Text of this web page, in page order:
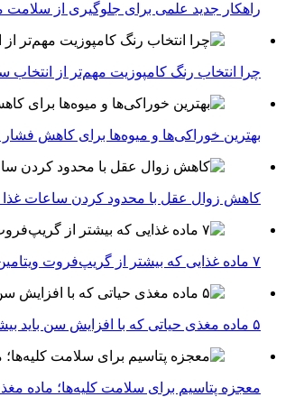
راهکار جدید علمی برای جلوگیری از سلامت
چرا انتخاب رنگ کامپوزیت مهم‌تر از
بهترین خوراکی‌ها و میوه‌ها برای کاهش
کاهش زوال عقل با محدود کردن ساعات
۷ ماده غذایی که بیشتر از گریپ‌فروت ویتامین C دارند؛ منابع غنی برای تقویت سیستم ایمنی
۵ ماده مغذی حیاتی که با افزایش سن باید بیشتر مصرف کنید؛ توصیه متخصصان تغذیه برای سالمندی سالم
معجزه پتاسیم برای سلامت کلیه‌ها؛ ماده